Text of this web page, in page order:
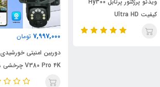
7,997,000
تومان
7,997,000 تومان
دوربین بی سیم سیمکارتی
خورشیدی 8 مگاپیکسل
3تصویر2لنز مدلp3-8f